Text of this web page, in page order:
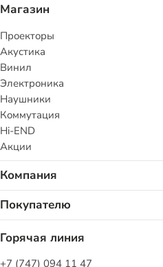
Магазин
Проекторы
Акустика
Винил
Электроника
Наушники
Коммутация
Hi-END
Акции
Компания
Покупателю
Горячая линия
+7 (747) 094 11 47